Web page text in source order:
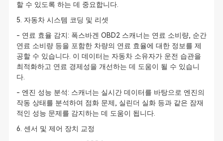
할 수 있도록 하는 데 중요합니다.
5. 자동차 시스템 코딩 및 리셋
- 연료 효율 감지: 폭스바겐 OBD2 스캐너는 연료 소비량, 순간
연료 소비량 등을 포함한 차량의 연료 효율에 대한 정보를 제
공할 수 있습니다. 이 데이터는 자동차 소유자가 운전 습관을
최적화하고 연료 경제성을 개선하는 데 도움이 될 수 있습니
다.
- 엔진 성능 분석: 스캐너는 실시간 데이터를 바탕으로 엔진의
작동 상태를 분석하여 점화 문제, 실린더 실화 등과 같은 잠재
적인 성능 문제를 감지하는 데 도움이 됩니다.
6. 센서 및 제어 장치 교정